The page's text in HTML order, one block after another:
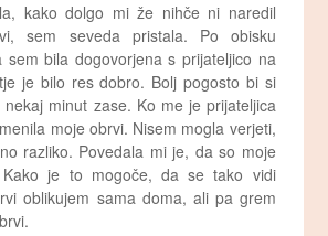
kako dolgo mi že nihče ni naredil
sem seveda pristala. Po obisku
sem bila dogovorjena s prijateljico na
je bilo res dobro. Bolj pogosto bi si
nekaj minut zase. Ko me je prijateljica
moje obrvi. Nisem mogla verjeti,
razliko. Povedala mi je, da so moje
je to mogoče, da se tako vidi
oblikujem sama doma, ali pa grem